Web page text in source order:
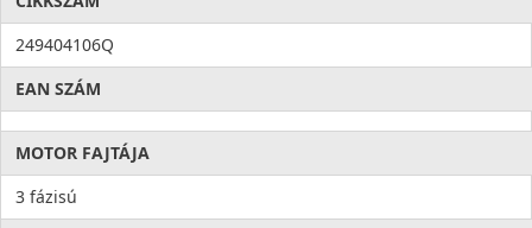
249404106Q
EAN SZÁM
MOTOR FAJTÁJA
3 fázisú